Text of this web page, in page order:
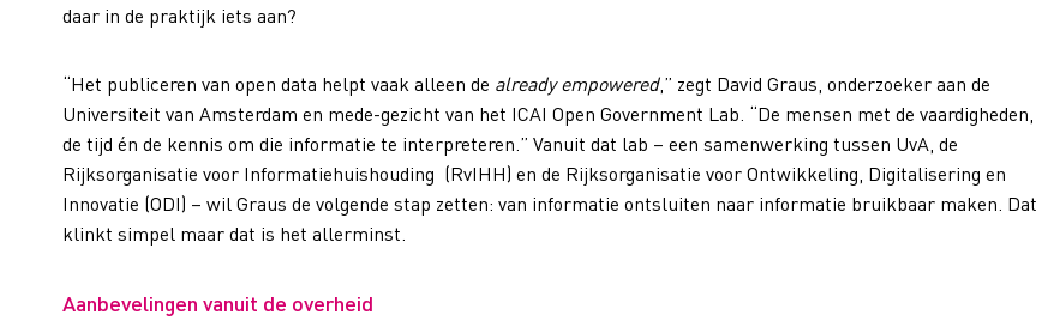
daar in de praktijk iets aan?
“Het publiceren van open data helpt vaak alleen de already empowered,” zegt David Graus, onderzoeker aan de
Universiteit van Amsterdam en mede-gezicht van het ICAI Open Government Lab. “De mensen met de vaardigheden,
de tijd én de kennis om die informatie te interpreteren.” Vanuit dat lab – een samenwerking tussen UvA, de
Rijksorganisatie voor Informatiehuishouding (RvIHH) en de Rijksorganisatie voor Ontwikkeling, Digitalisering en
Innovatie (ODI) – wil Graus de volgende stap zetten: van informatie ontsluiten naar informatie bruikbaar maken. Dat
klinkt simpel maar dat is het allerminst.
Aanbevelingen vanuit de overheid